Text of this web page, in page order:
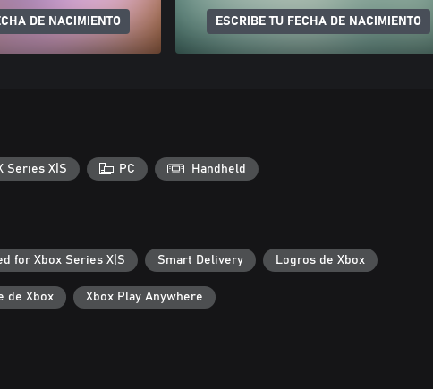
DE NACIMIENTO ESCRIBE TU FECHA DE NACIMIENTO
Series X|S PC Handheld
for Xbox Series X|S Smart Delivery Logros de Xbox
de Xbox Xbox Play Anywhere